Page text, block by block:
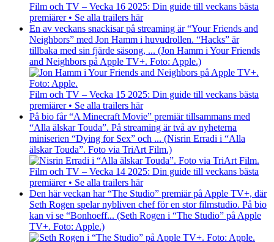
Film och TV – Vecka 16 2025: Din guide till veckans bästa
premiärer • Se alla trailers här
En av veckans snackisar på streaming är “Your Friends and
Neighbors” med Jon Hamm i huvudrollen. “Hacks” är
tillbaka med sin fjärde säsong, ... (Jon Hamm i Your Friends
and Neighbors på Apple TV+. Foto: Apple.)
Film och TV – Vecka 15 2025: Din guide till veckans bästa
premiärer • Se alla trailers här
På bio får “A Minecraft Movie” premiär tillsammans med
“Alla älskar Touda”. På streaming är två av nyheterna
miniserien “Dying for Sex” och ... (Nisrin Erradi i “Alla
älskar Touda”. Foto via TriArt Film.)
Film och TV – Vecka 14 2025: Din guide till veckans bästa
premiärer • Se alla trailers här
Den här veckan har “The Studio” premiär på Apple TV+, där
Seth Rogen spelar nybliven chef för en stor filmstudio. På bio
kan vi se “Bonhoeff... (Seth Rogen i “The Studio” på Apple
TV+. Foto: Apple.)